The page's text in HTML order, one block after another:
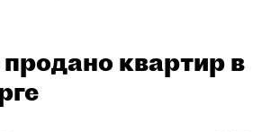
квартир в